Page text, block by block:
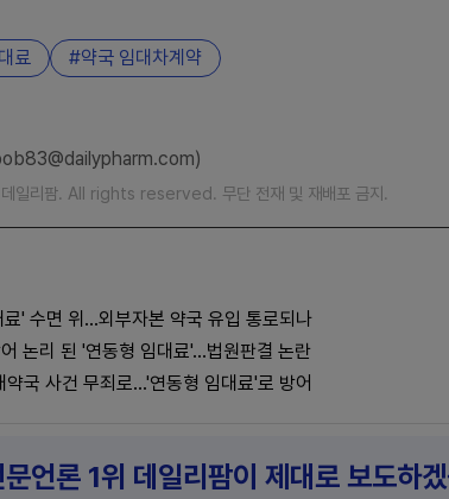
료 약국 임대차계약
리팜. All rights reserved. 무단 전재 및 재배포 금지.
료' 수면 위…외부자본 약국 유입 통로되나
논리 된 '연동형 임대료'…법원판결 논란
국 사건 무죄로…'연동형 임대료'로 방어
언론 1위 데일리팜이 제대로 보도하